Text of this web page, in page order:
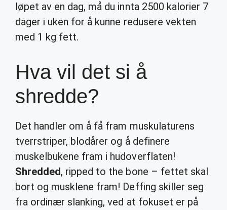
løpet av en dag, må du innta 2500 kalorier 7
dager i uken for å kunne redusere vekten
med 1 kg fett.
Hva vil det si å
shredde?
Det handler om å få fram muskulaturens
tverrstriper, blodårer og å definere
muskelbukene fram i hudoverflaten!
Shredded, ripped to the bone – fettet skal
bort og musklene fram! Deffing skiller seg
fra ordinær slanking, ved at fokuset er på